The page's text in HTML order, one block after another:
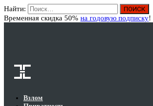
Найти:
Временная скидка 50% на годовую подписку!
Взлом